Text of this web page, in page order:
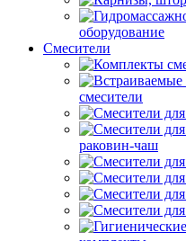
оборудование
Смесители
смесители
раковин-чаш